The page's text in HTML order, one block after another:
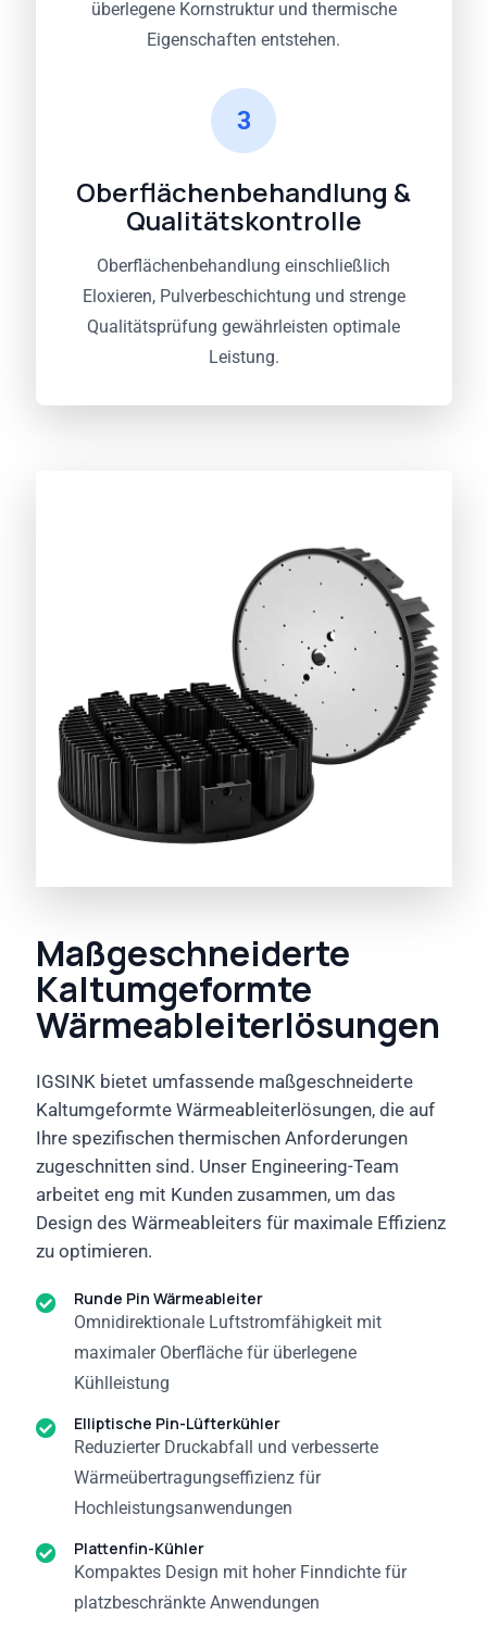
überlegene Kornstruktur und thermische
Eigenschaften entstehen.
3
Oberflächenbehandlung &
Qualitätskontrolle
Oberflächenbehandlung einschließlich
Eloxieren, Pulverbeschichtung und strenge
Qualitätsprüfung gewährleisten optimale
Leistung.
Maßgeschneiderte
Kaltumgeformte
Wärmeableiterlösungen
IGSINK bietet umfassende maßgeschneiderte
Kaltumgeformte Wärmeableiterlösungen, die auf
Ihre spezifischen thermischen Anforderungen
zugeschnitten sind. Unser Engineering-Team
arbeitet eng mit Kunden zusammen, um das
Design des Wärmeableiters für maximale Effizienz
zu optimieren.
Runde Pin Wärmeableiter
Omnidirektionale Luftstromfähigkeit mit
maximaler Oberfläche für überlegene
Kühlleistung
Elliptische Pin-Lüfterkühler
Reduzierter Druckabfall und verbesserte
Wärmeübertragungseffizienz für
Hochleistungsanwendungen
Plattenfin-Kühler
Kompaktes Design mit hoher Finndichte für
platzbeschränkte Anwendungen